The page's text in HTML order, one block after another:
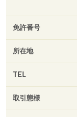
免許番号
所在地
TEL
取引態様